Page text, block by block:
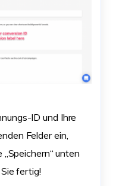
ID und Ihre
Felder ein,
unten
fertig!